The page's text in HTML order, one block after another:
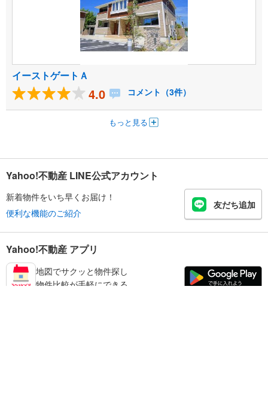
イーストゲートＡ
4.0 コメント（3件）
もっと見る
Yahoo!不動産 LINE公式アカウント
新着物件をいち早くお届け！
便利な機能のご紹介
友だち追加
Yahoo!不動産 アプリ
地図でサクッと物件探し
物件比較が手軽にできる